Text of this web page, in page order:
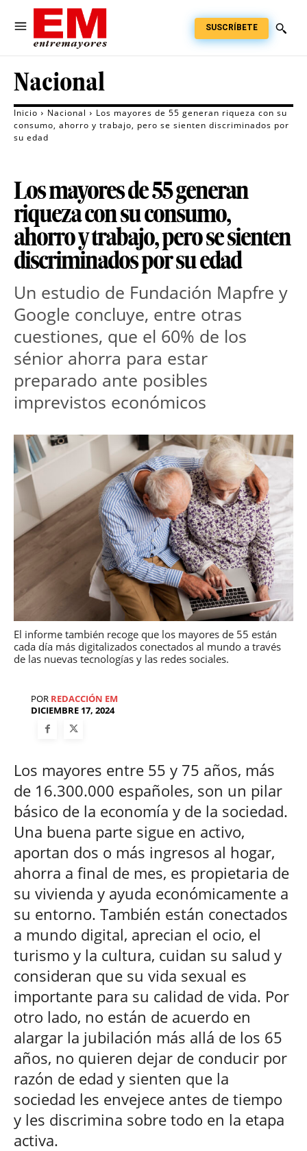
SUSCRÍBETE
Nacional
Inicio Nacional
Los mayores de 55 generan riqueza con su
consumo, ahorro y trabajo, pero se sienten discriminados por
su edad
Los mayores de 55 generan
riqueza con su consumo,
ahorro y trabajo, pero se sienten
discriminados por su edad
Un estudio de Fundación Mapfre y
Google concluye, entre otras
cuestiones, que el 60% de los
sénior ahorra para estar
preparado ante posibles
imprevistos económicos
El informe también recoge que los mayores de 55 están
cada día más digitalizados conectados al mundo a través
de las nuevas tecnologías y las redes sociales.
POR REDACCIÓN EM
DICIEMBRE 17, 2024
Los mayores entre 55 y 75 años, más
de 16.300.000 españoles, son un pilar
básico de la economía y de la sociedad.
Una buena parte sigue en activo,
aportan dos o más ingresos al hogar,
ahorra a final de mes, es propietaria de
su vivienda y ayuda económicamente a
su entorno. También están conectados
a mundo digital, aprecian el ocio, el
turismo y la cultura, cuidan su salud y
consideran que su vida sexual es
importante para su calidad de vida. Por
otro lado, no están de acuerdo en
alargar la jubilación más allá de los 65
años, no quieren dejar de conducir por
razón de edad y sienten que la
sociedad les envejece antes de tiempo
y les discrimina sobre todo en la etapa
activa.